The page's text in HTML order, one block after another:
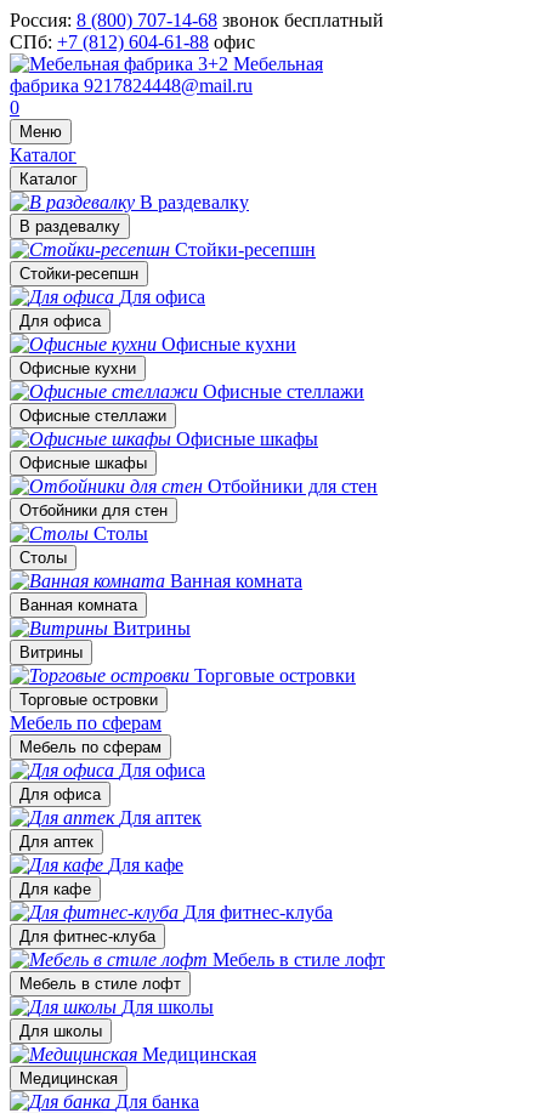
Россия: 8 (800) 707-14-68 звонок бесплатный
СПб: +7 (812) 604-61-88 офис
Мебельная
фабрика 9217824448@mail.ru
0
Меню
Каталог
Каталог
В раздевалку
В раздевалку
Стойки-ресепшн
Стойки-ресепшн
Для офиса
Для офиса
Офисные кухни
Офисные кухни
Офисные стеллажи
Офисные стеллажи
Офисные шкафы
Офисные шкафы
Отбойники для стен
Отбойники для стен
Столы
Столы
Ванная комната
Ванная комната
Витрины
Витрины
Торговые островки
Торговые островки
Мебель по сферам
Мебель по сферам
Для офиса
Для офиса
Для аптек
Для аптек
Для кафе
Для кафе
Для фитнес-клуба
Для фитнес-клуба
Мебель в стиле лофт
Мебель в стиле лофт
Для школы
Для школы
Медицинская
Медицинская
Для банка